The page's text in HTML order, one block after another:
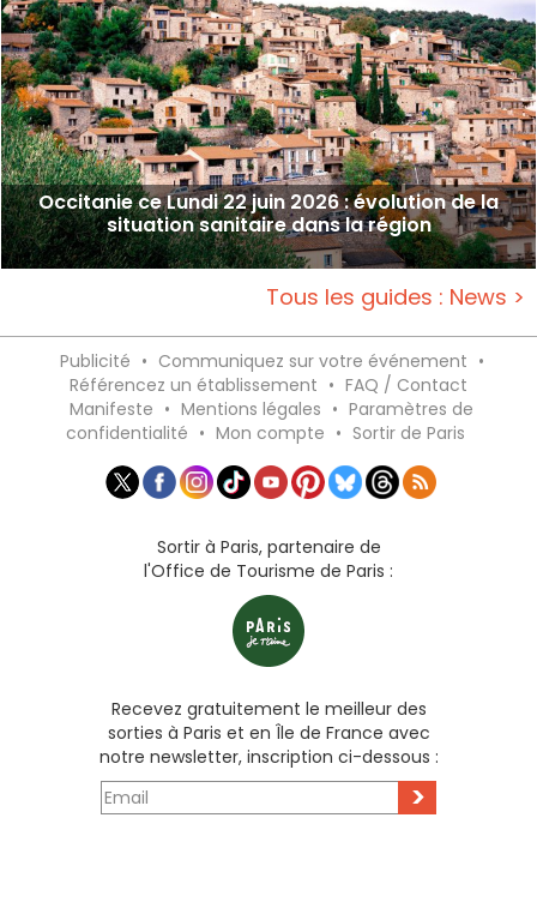
Occitanie ce Lundi 22 juin 2026 : évolution de la
situation sanitaire dans la région
Tous les guides : News >
Publicité • Communiquez sur votre événement •
Référencez un établissement • FAQ / Contact
Manifeste • Mentions légales • Paramètres de
confidentialité • Mon compte • Sortir de Paris
Sortir à Paris, partenaire de
l'Office de Tourisme de Paris :
Recevez gratuitement le meilleur des
sorties à Paris et en Île de France avec
notre newsletter, inscription ci-dessous :
>